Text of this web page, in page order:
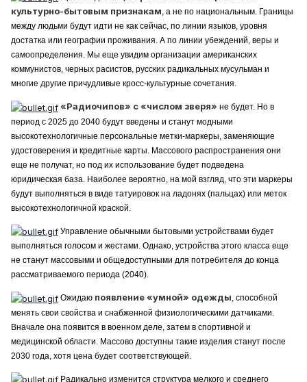
культурно-бытовым признакам, а не по национальным. Границы
между людьми будут идти не как сейчас, по линии языков, уровня
достатка или географии проживания. А по линии убеждений, веры и
самоопределения. Мы еще увидим организации американских
коммунистов, черных расистов, русских радикальных мусульман и
многие другие причудливые кросс-культурные сочетания.
«Радиочипов» с «числом зверя» не будет. Но в
период с 2025 до 2040 будут введены и станут модными
высокотехнологичные персональные метки-маркеры, заменяющие
удостоверения и кредитные карты. Массового распространения они
еще не получат, но под их использование будет подведена
юридическая база. Наиболее вероятно, на мой взгляд, что эти маркеры
будут выполняться в виде татуировок на ладонях (пальцах) или меток
высокотехнологичной краской.
Управление обычными бытовыми устройствами будет
выполняться голосом и жестами. Однако, устройства этого класса еще
не станут массовыми и общедоступными для потребителя до конца
рассматриваемого периода (2040).
Ожидаю появление «умной» одежды, способной
менять свои свойства и снабженной физиологическими датчиками.
Вначале она появится в военном деле, затем в спортивной и
медицинской области. Массово доступны такие изделия станут после
2030 года, хотя цена будет соответствующей.
Радикально изменится структура мелкого и среднего